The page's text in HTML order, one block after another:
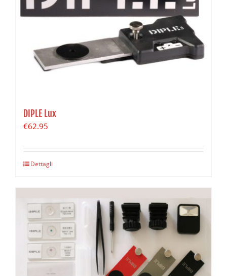
DIPLE Lux
€62.95
Dettagli